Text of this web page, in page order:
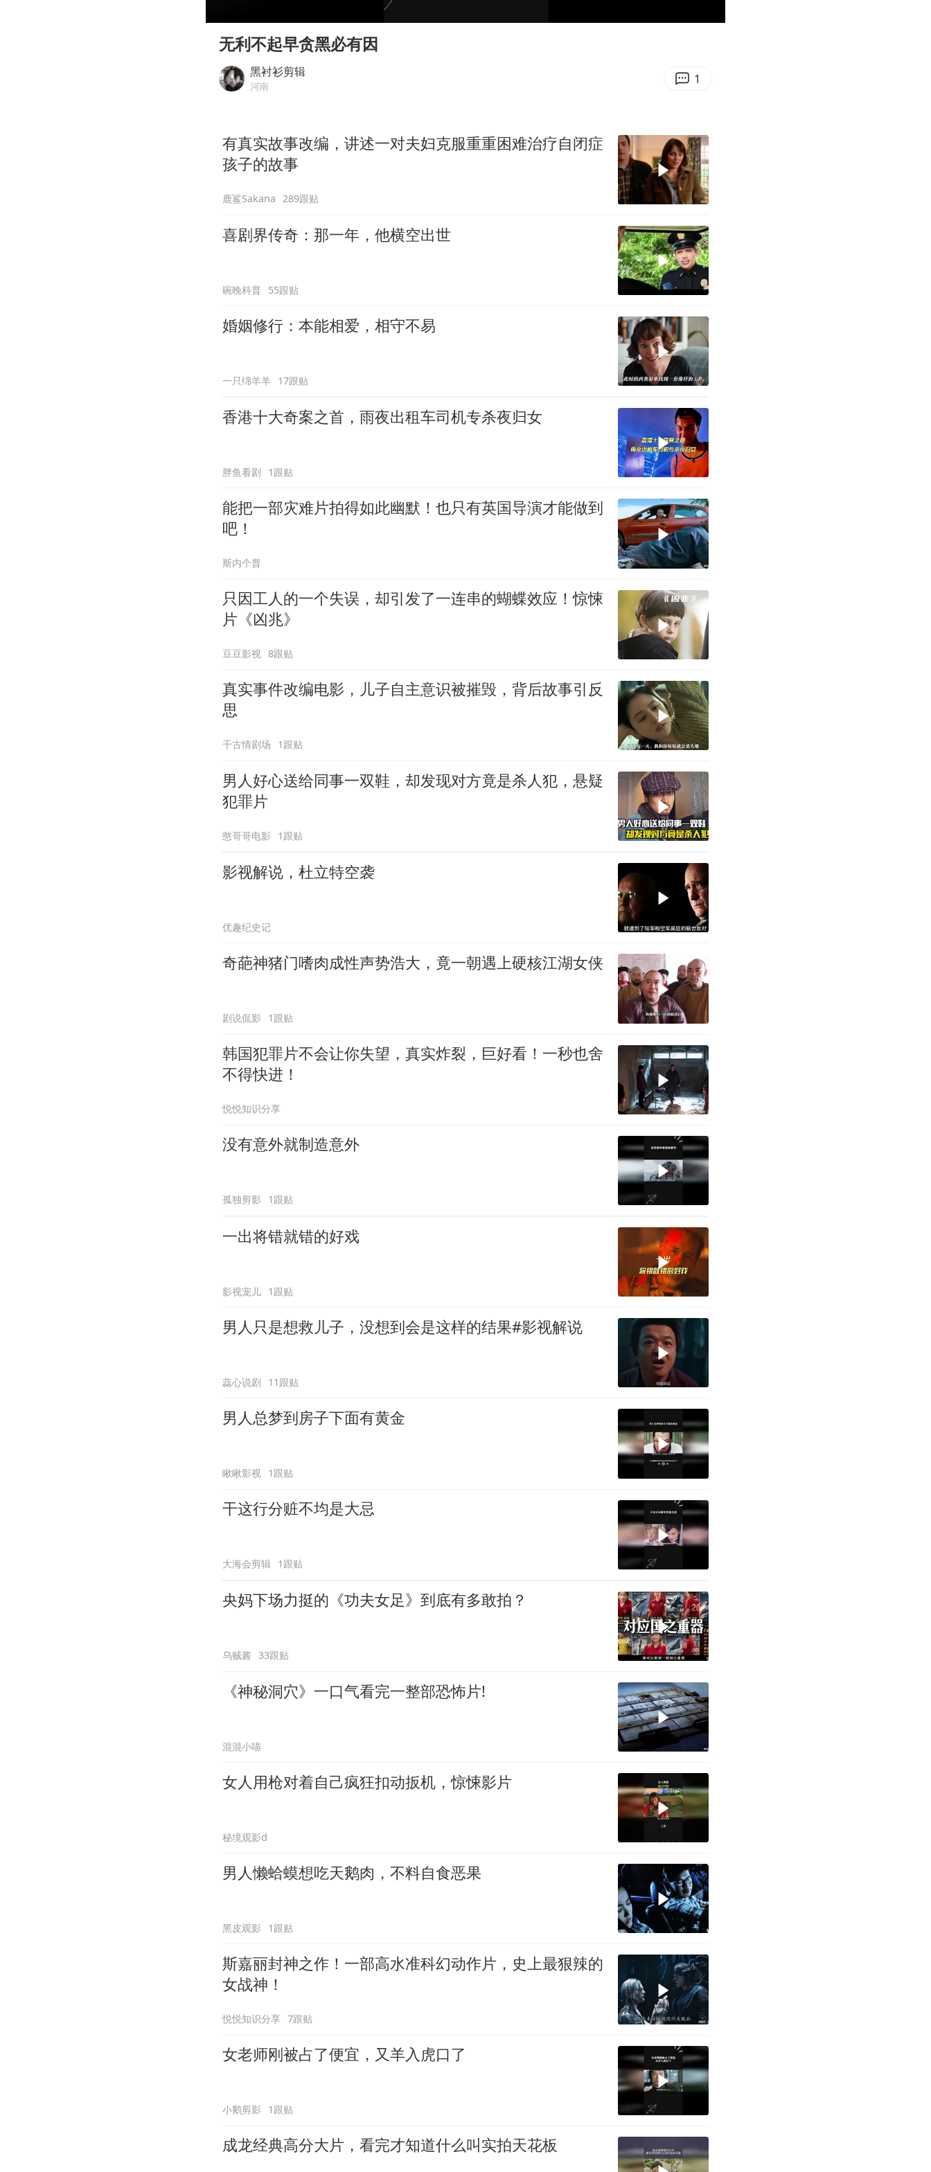
山东一元代青花杯离奇失踪
国防部：中国军队坚决反制任何闹海挑衅图谋
山东潍坊发布大风黄色预警
无利不起早贪黑必有因
黑衬衫剪辑
河南 1
有真实故事改编，讲述一对夫妇克服重重困难治疗自闭症
孩子的故事
鹿鲨Sakana 289跟贴
喜剧界传奇：那一年，他横空出世
碗晚科普 55跟贴
婚姻修行：本能相爱，相守不易
一只绵羊羊 17跟贴
香港十大奇案之首，雨夜出租车司机专杀夜归女
胖鱼看剧 1跟贴
能把一部灾难片拍得如此幽默！也只有英国导演才能做到
吧！
斯内个普
只因工人的一个失误，却引发了一连串的蝴蝶效应！惊悚
片《凶兆》
豆豆影视 8跟贴
真实事件改编电影，儿子自主意识被摧毁，背后故事引反
思
千古情剧场 1跟贴
男人好心送给同事一双鞋，却发现对方竟是杀人犯，悬疑
犯罪片
憨哥哥电影 1跟贴
影视解说，杜立特空袭
优趣纪史记
奇葩神猪门嗜肉成性声势浩大，竟一朝遇上硬核江湖女侠
剧说侃影 1跟贴
韩国犯罪片不会让你失望，真实炸裂，巨好看！一秒也舍
不得快进！
悦悦知识分享
没有意外就制造意外
孤独剪影 1跟贴
一出将错就错的好戏
影视宠儿 1跟贴
男人只是想救儿子，没想到会是这样的结果#影视解说
蕊心说剧 11跟贴
男人总梦到房子下面有黄金
瞅瞅影视 1跟贴
干这行分赃不均是大忌
大海会剪辑 1跟贴
央妈下场力挺的《功夫女足》到底有多敢拍？
乌贼酱 33跟贴
《神秘洞穴》一口气看完一整部恐怖片!
混混小喵
女人用枪对着自己疯狂扣动扳机，惊悚影片
秘境观影d
男人懒蛤蟆想吃天鹅肉，不料自食恶果
黑皮观影 1跟贴
斯嘉丽封神之作！一部高水准科幻动作片，史上最狠辣的
女战神！
悦悦知识分享 7跟贴
女老师刚被占了便宜，又羊入虎口了
小鹅剪影 1跟贴
成龙经典高分大片，看完才知道什么叫实拍天花板